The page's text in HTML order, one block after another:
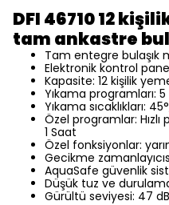
DFI 46710 12
tam ankastre
Tam entegre bulaşık
Elektronik kontrol
Kapasite: 12 kişilik
Yıkama programları: 5
Yıkama sıcaklıkları:
Özel programlar:
1 Saat
Özel fonksiyonlar:
Gecikme
AquaSafe güvenlik
Düşük tuz ve
Gürültü seviyesi: 47